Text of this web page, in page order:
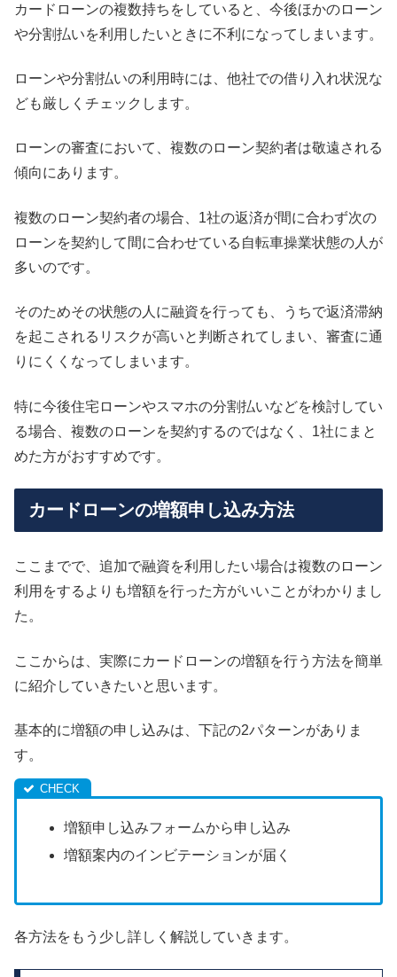
カードローンの複数持ちをしていると、今後ほかのローン
や分割払いを利用したいときに不利になってしまいます。
ローンや分割払いの利用時には、他社での借り入れ状況な
ども厳しくチェックします。
ローンの審査において、複数のローン契約者は敬遠される
傾向にあります。
複数のローン契約者の場合、1社の返済が間に合わず次の
ローンを契約して間に合わせている自転車操業状態の人が
多いのです。
そのためその状態の人に融資を行っても、うちで返済滞納
を起こされるリスクが高いと判断されてしまい、審査に通
りにくくなってしまいます。
特に今後住宅ローンやスマホの分割払いなどを検討してい
る場合、複数のローンを契約するのではなく、1社にまと
めた方がおすすめです。
カードローンの増額申し込み方法
ここまでで、追加で融資を利用したい場合は複数のローン
利用をするよりも増額を行った方がいいことがわかりまし
た。
ここからは、実際にカードローンの増額を行う方法を簡単
に紹介していきたいと思います。
基本的に増額の申し込みは、下記の2パターンがありま
す。
増額申し込みフォームから申し込み
増額案内のインビテーションが届く
各方法をもう少し詳しく解説していきます。